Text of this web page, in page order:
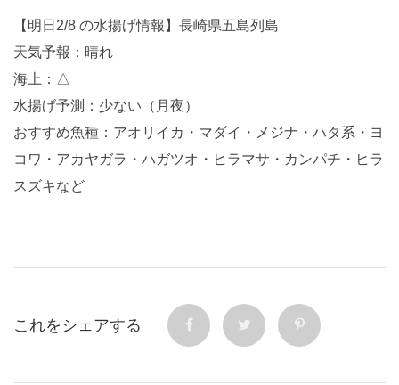
【明日2/8 の水揚げ情報】長崎県五島列島
天気予報：晴れ
海上：△
水揚げ予測：少ない（月夜）
おすすめ魚種：アオリイカ・マダイ・メジナ・ハタ系・ヨ
コワ・アカヤガラ・ハガツオ・ヒラマサ・カンパチ・ヒラ
スズキなど
これをシェアする